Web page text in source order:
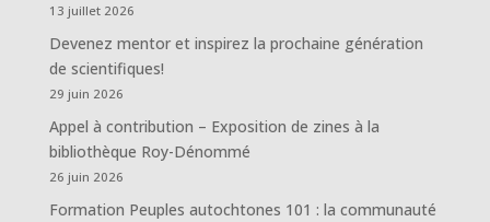
13 juillet 2026
Devenez mentor et inspirez la prochaine génération
de scientifiques!
29 juin 2026
Appel à contribution – Exposition de zines à la
bibliothèque Roy-Dénommé
26 juin 2026
Formation Peuples autochtones 101 : la communauté